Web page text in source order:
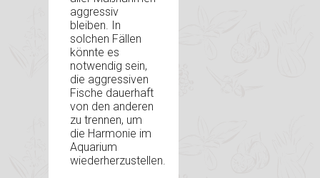
aggressiv
bleiben. In
solchen Fällen
könnte es
notwendig sein,
die aggressiven
Fische dauerhaft
von den anderen
zu trennen, um
die Harmonie im
Aquarium
wiederherzustellen.